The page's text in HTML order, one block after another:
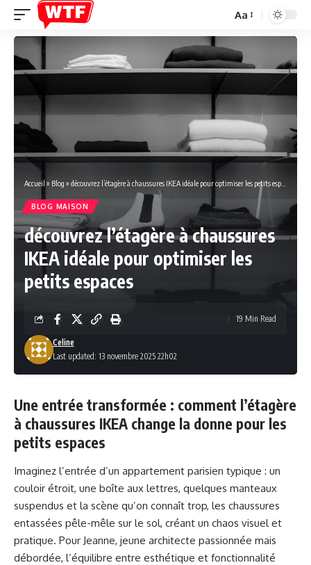
Font
Resizer
Aa
Accueil » Blog » découvrez l’étagère à chaussures IKEA idéale pour optimiser les petits espaces
BLOG MAISON
découvrez l’étagère à chaussures
IKEA idéale pour optimiser les
petits espaces
Last updated: 13 novembre 2025 22h02
Celine
19 Min Read
Une entrée transformée : comment l’étagère
à chaussures IKEA change la donne pour les
petits espaces
Imaginez l’entrée d’un appartement parisien typique : un
couloir étroit, une boîte aux lettres, quelques manteaux
suspendus et la scène qu’on connaît trop, les chaussures
entassées pêle-mêle sur le sol, créant un chaos visuel et
pratique. Pour Jeanne, jeune architecte passionnée mais
débordée, l’équilibre entre esthétique et fonctionnalité